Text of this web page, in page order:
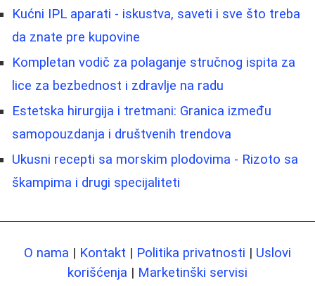
Kućni IPL aparati - iskustva, saveti i sve što treba
da znate pre kupovine
Kompletan vodič za polaganje stručnog ispita za
lice za bezbednost i zdravlje na radu
Estetska hirurgija i tretmani: Granica između
samopouzdanja i društvenih trendova
Ukusni recepti sa morskim plodovima - Rizoto sa
škampima i drugi specijaliteti
O nama | Kontakt | Politika privatnosti | Uslovi
korišćenja | Marketinški servisi